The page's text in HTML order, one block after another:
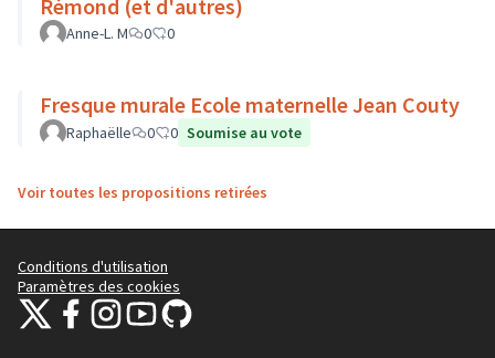
Rémond (et d'autres)
Anne-L. M 0 0
Fresque murale Ecole maternelle Jean Couty
Raphaëlle 0 0 Soumise au vote
Voir toutes les propositions retirées
Conditions d'utilisation
Paramètres des cookies
Plateforme de participation citoyenne de la Ville de Lyon sur X
Plateforme de participation citoyenne de la Ville de Lyon sur
Plateforme de participation citoyenne de la Ville de Lyon sur
Plateforme de participation citoyenne de la Ville de
Plateforme de participation citoyenne de la Ville